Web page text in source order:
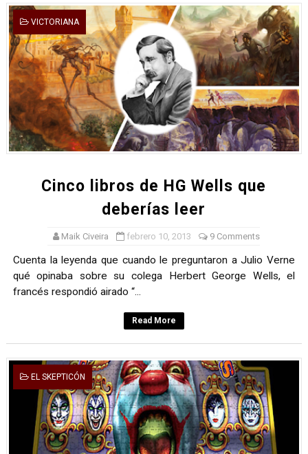
VICTORIANA
Cinco libros de HG Wells que
deberías leer
Maik Civeira febrero 10, 2013 9 Comments
Cuenta la leyenda que cuando le preguntaron a Julio Verne
qué opinaba sobre su colega Herbert George Wells, el
francés respondió airado “...
Read More
EL SKEPTICÓN